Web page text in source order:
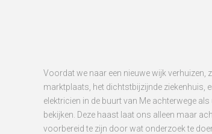
Voordat we naar een nieuwe wijk
marktplaats, het dichtstbijzijnde ziekenhuis,
elektricien in de buurt van Me achterwege
bekijken. Deze haast laat ons alleen maar
voorbereid te zijn door wat onderzoek te